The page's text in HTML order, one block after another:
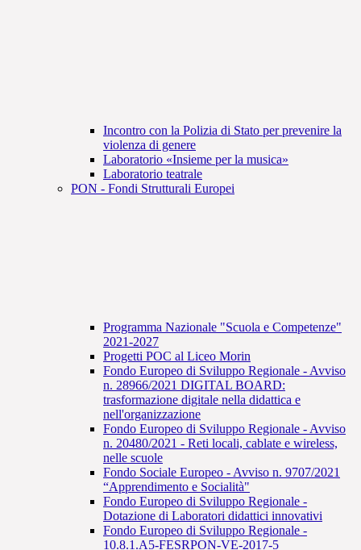
Incontro con la Polizia di Stato per prevenire la
violenza di genere
Laboratorio «Insieme per la musica»
Laboratorio teatrale
PON - Fondi Strutturali Europei
Programma Nazionale "Scuola e Competenze"
2021-2027
Progetti POC al Liceo Morin
Fondo Europeo di Sviluppo Regionale - Avviso
n. 28966/2021 DIGITAL BOARD:
trasformazione digitale nella didattica e
nell'organizzazione
Fondo Europeo di Sviluppo Regionale - Avviso
n. 20480/2021 - Reti locali, cablate e wireless,
nelle scuole
Fondo Sociale Europeo - Avviso n. 9707/2021
“Apprendimento e Socialità"
Fondo Europeo di Sviluppo Regionale -
Dotazione di Laboratori didattici innovativi
Fondo Europeo di Sviluppo Regionale -
10.8.1.A5-FESRPON-VE-2017-5